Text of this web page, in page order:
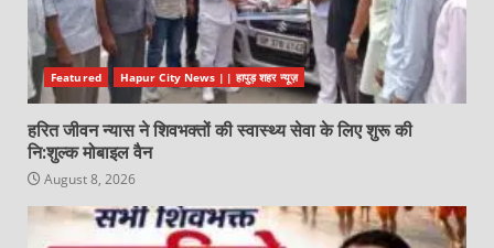
Featured Hapur City News || हापुड़ शहर न्यूज़
हरित जीवन न्यास ने शिवभक्तों की स्वास्थ्य सेवा के लिए शुरू की
नि:शुल्क मोबाइल वैन
August 8, 2026